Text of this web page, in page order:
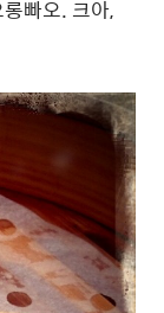
빠오. 크아,